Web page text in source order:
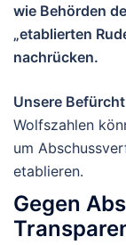
wie Behörden
„etablierten
nachrücken.
Unsere
Wolfszahlen
um
etablieren.
Gegen